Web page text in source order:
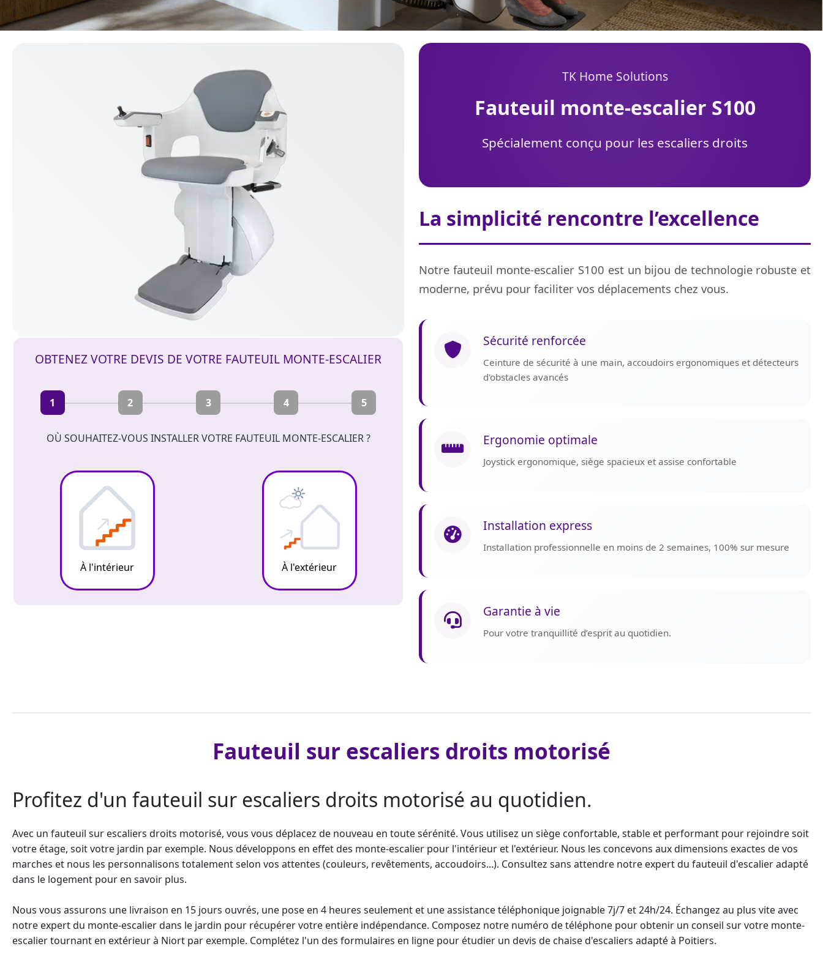
OBTENEZ VOTRE DEVIS DE VOTRE FAUTEUIL MONTE-ESCALIER
1 2 3 4 5
OÙ SOUHAITEZ-VOUS INSTALLER VOTRE FAUTEUIL MONTE-ESCALIER ?
À l'intérieur À l'extérieur
TK Home Solutions
fauteuil monte-escalier S100
Spécialement conçu pour les escaliers droits
La simplicité rencontre l’excellence
Notre fauteuil monte-escalier S100 est un bijou de technologie robuste et
moderne, prévu pour faciliter vos déplacements chez vous.
Sécurité renforcée
Ceinture de sécurité à une main, accoudoirs ergonomiques et détecteurs
d'obstacles avancés
Ergonomie optimale
Joystick ergonomique, siège spacieux et assise confortable
Installation express
Installation professionnelle en moins de 2 semaines, 100% sur mesure
Garantie à vie
Pour votre tranquillité d’esprit au quotidien.
Fauteuil sur escaliers droits motorisé
Profitez d'un fauteuil sur escaliers droits motorisé au quotidien.
Avec un fauteuil sur escaliers droits motorisé, vous vous déplacez de nouveau en toute sérénité. Vous utilisez un siège confortable, stable et performant pour rejoindre soit
votre étage, soit votre jardin par exemple. Nous développons en effet des monte-escalier pour l'intérieur et l'extérieur. Nous les concevons aux dimensions exactes de vos
marches et nous les personnalisons totalement selon vos attentes (couleurs, revêtements, accoudoirs...). Consultez sans attendre notre expert du fauteuil d'escalier adapté
dans le logement pour en savoir plus.
Nous vous assurons une livraison en 15 jours ouvrés, une pose en 4 heures seulement et une assistance téléphonique joignable 7j/7 et 24h/24. Échangez au plus vite avec
notre expert du monte-escalier dans le jardin pour récupérer votre entière indépendance. Composez notre numéro de téléphone pour obtenir un conseil sur votre monte-
escalier tournant en extérieur à Niort par exemple. Complétez l'un des formulaires en ligne pour étudier un devis de chaise d'escaliers adaptéà Poitiers.